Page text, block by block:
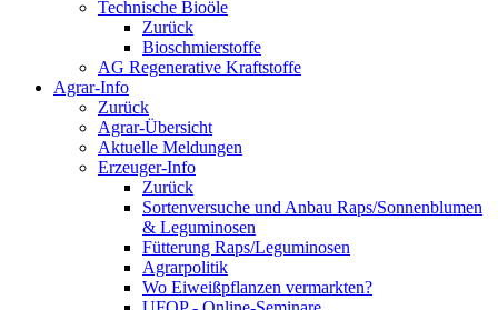
Technische Bioöle
Zurück
Bioschmierstoffe
AG Regenerative Kraftstoffe
Agrar-Info
Zurück
Agrar-Übersicht
Aktuelle Meldungen
Erzeuger-Info
Zurück
Sortenversuche und Anbau Raps/Sonnenblumen
& Leguminosen
Fütterung Raps/Leguminosen
Agrarpolitik
Wo Eiweißpflanzen vermarkten?